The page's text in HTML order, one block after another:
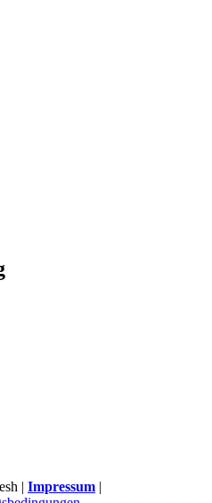
| Impressum |